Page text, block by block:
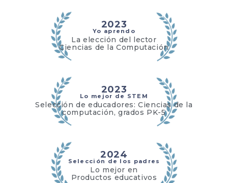
2023
Yo aprendo
La elección del lector
Ciencias de la Computación
2023
Lo mejor de STEM
Selección de educadores: Ciencias de la
computación, grados PK-5
2024
Selección de los padres
Lo mejor en
Productos educativos